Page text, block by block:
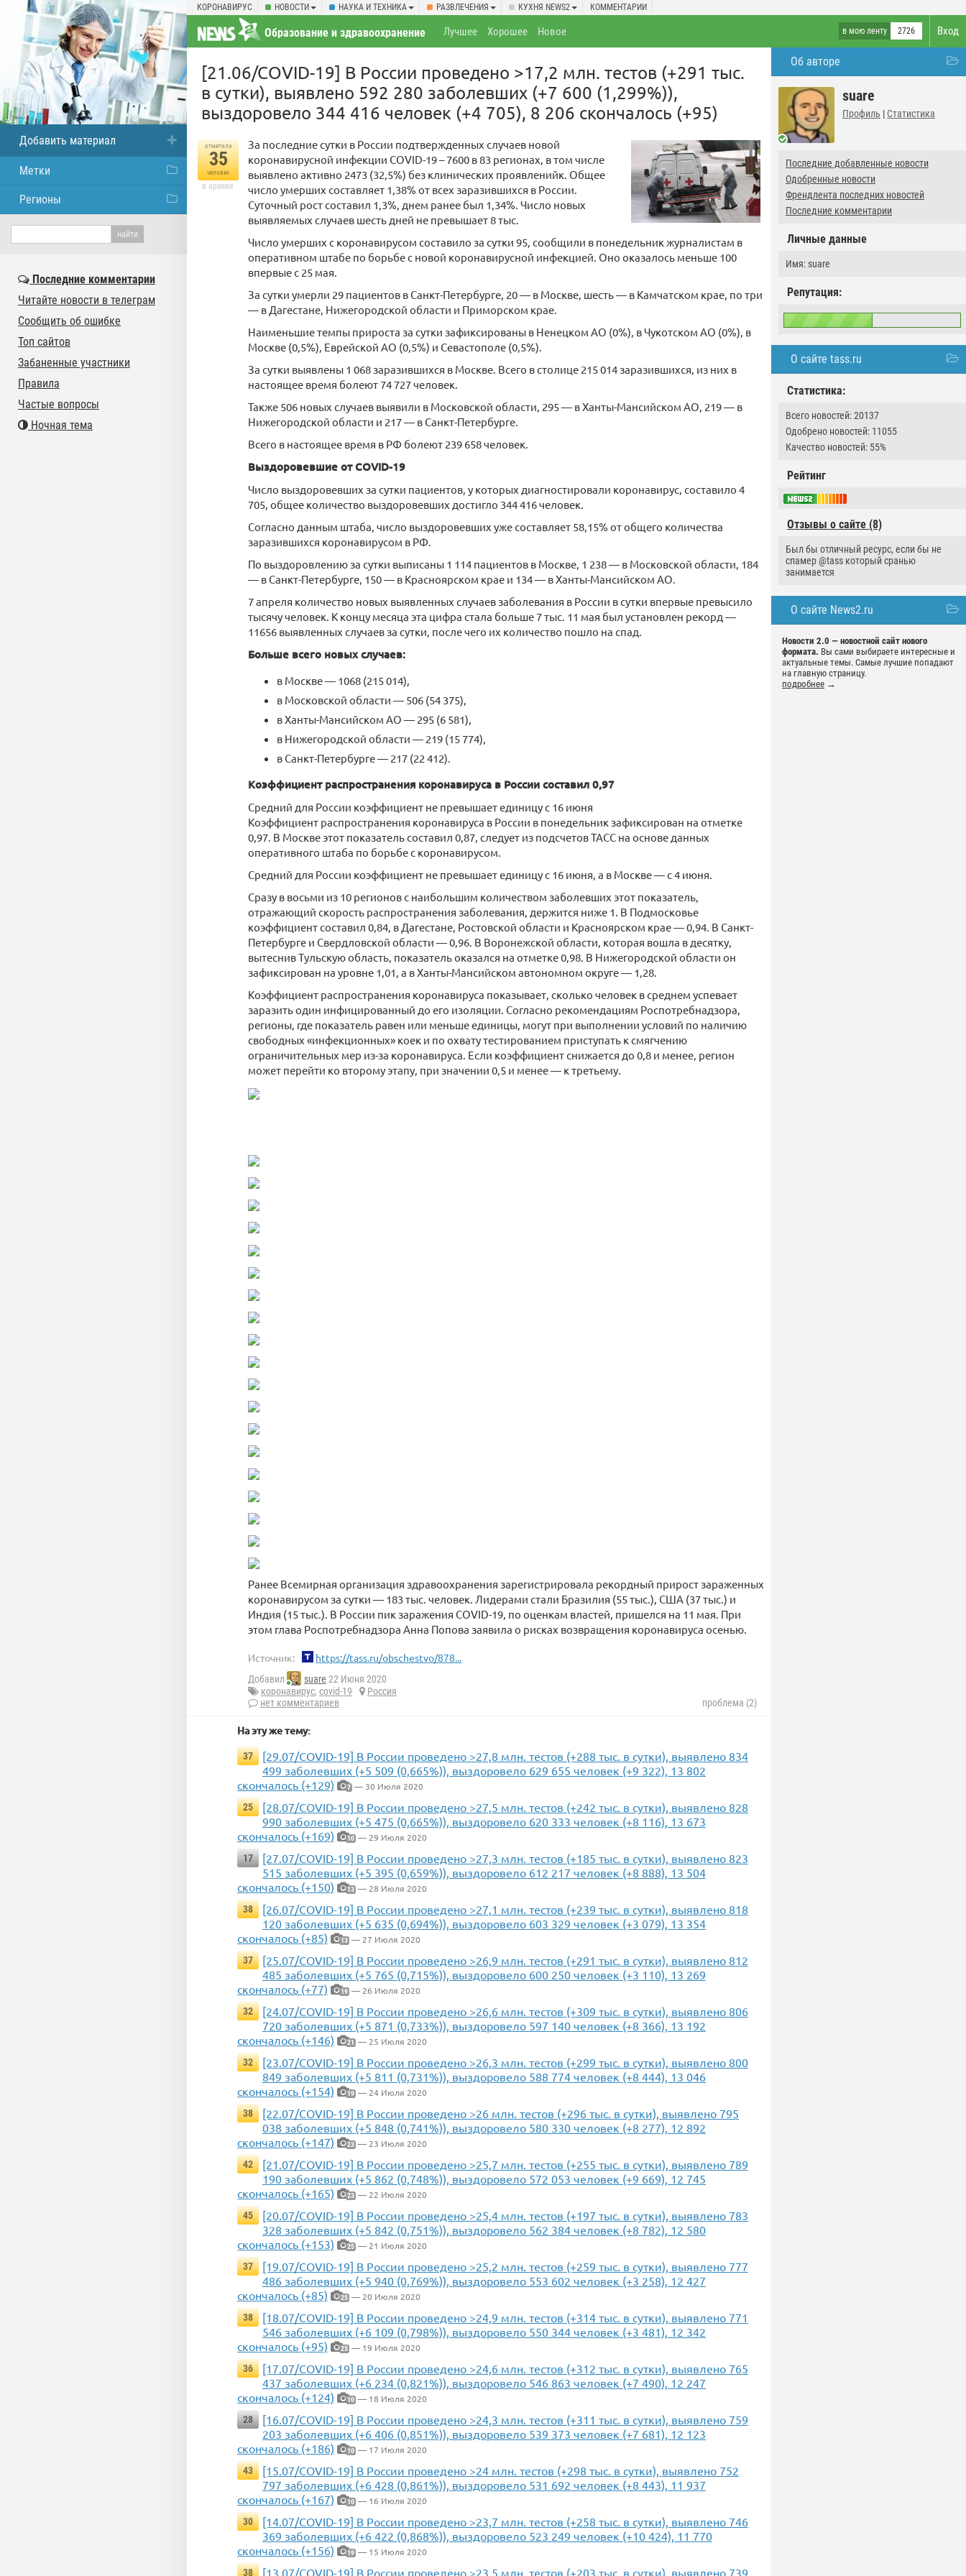
КОРОНАВИРУС НОВОСТИ НАУКА И ТЕХНИКА РАЗВЛЕЧЕНИЯ КУХНЯ NEWS2 КОММЕНТАРИИ
Вход
Образование и здравоохранение в мою ленту 2726
Лучшее Хорошее Новое
Об авторе
suare
Профиль | Статистика
Последние добавленные новости
Одобренные новости
Френдлента последних новостей
Последние комментарии
Личные данные
Имя: suare
Репутация:
О сайте tass.ru
Статистика:
Всего новостей: 20137
Одобрено новостей: 11055
Качество новостей: 55%
Рейтинг
Отзывы о сайте (8)
Был бы отличный ресурс, если бы не
спамер @tass который сранью
занимается
О сайте News2.ru
Новости 2.0 — новостной сайт нового
формата. Вы сами выбираете интересные и
актуальные темы. Самые лучшие попадают
на главную страницу.
подробнее →
[21.06/COVID-19] В России проведено >17,2 млн. тестов (+291 тыс.
в сутки), выявлено 592 280 заболевших (+7 600 (1,299%)),
выздоровело 344 416 человек (+4 705), 8 206 скончалось (+95)
отметили
35
человек
в архиве
За последние сутки в России подтвержденных случаев новой
коронавирусной инфекции COVID-19 – 7600 в 83 регионах, в том числе
выявлено активно 2473 (32,5%) без клинических проявленийк. Общее
число умерших составляет 1,38% от всех заразившихся в России.
Суточный рост составил 1,3%, днем ранее был 1,34%. Число новых
выявляемых случаев шесть дней не превышает 8 тыс.
Число умерших с коронавирусом составило за сутки 95, сообщили в понедельник журналистам в
оперативном штабе по борьбе с новой коронавирусной инфекцией. Оно оказалось меньше 100
впервые с 25 мая.
За сутки умерли 29 пациентов в Санкт-Петербурге, 20 — в Москве, шесть — в Камчатском крае, по три
— в Дагестане, Нижегородской области и Приморском крае.
Наименьшие темпы прироста за сутки зафиксированы в Ненецком АО (0%), в Чукотском АО (0%), в
Москве (0,5%), Еврейской АО (0,5%) и Севастополе (0,5%).
За сутки выявлены 1 068 заразившихся в Москве. Всего в столице 215 014 заразившихся, из них в
настоящее время болеют 74 727 человек.
Также 506 новых случаев выявили в Московской области, 295 — в Ханты-Мансийском АО, 219 — в
Нижегородской области и 217 — в Санкт-Петербурге.
Всего в настоящее время в РФ болеют 239 658 человек.
Выздоровевшие от COVID-19
Число выздоровевших за сутки пациентов, у которых диагностировали коронавирус, составило 4
705, общее количество выздоровевших достигло 344 416 человек.
Согласно данным штаба, число выздоровевших уже составляет 58,15% от общего количества
заразившихся коронавирусом в РФ.
По выздоровлению за сутки выписаны 1 114 пациентов в Москве, 1 238 — в Московской области, 184
— в Санкт-Петербурге, 150 — в Красноярском крае и 134 — в Ханты-Мансийском АО.
7 апреля количество новых выявленных случаев заболевания в России в сутки впервые превысило
тысячу человек. К концу месяца эта цифра стала больше 7 тыс. 11 мая был установлен рекорд —
11656 выявленных случаев за сутки, после чего их количество пошло на спад.
Больше всего новых случаев:
в Москве — 1068 (215 014),
в Московской области — 506 (54 375),
в Ханты-Мансийском АО — 295 (6 581),
в Нижегородской области — 219 (15 774),
в Санкт-Петербурге — 217 (22 412).
Коэффициент распространения коронавируса в России составил 0,97
Средний для России коэффициент не превышает единицу с 16 июня
Коэффициент распространения коронавируса в России в понедельник зафиксирован на отметке
0,97. В Москве этот показатель составил 0,87, следует из подсчетов ТАСС на основе данных
оперативного штаба по борьбе с коронавирусом.
Средний для России коэффициент не превышает единицу с 16 июня, а в Москве — с 4 июня.
Сразу в восьми из 10 регионов с наибольшим количеством заболевших этот показатель,
отражающий скорость распространения заболевания, держится ниже 1. В Подмосковье
коэффициент составил 0,84, в Дагестане, Ростовской области и Красноярском крае — 0,94. В Санкт-
Петербурге и Свердловской области — 0,96. В Воронежской области, которая вошла в десятку,
вытеснив Тульскую область, показатель оказался на отметке 0,98. В Нижегородской области он
зафиксирован на уровне 1,01, а в Ханты-Мансийском автономном округе — 1,28.
Коэффициент распространения коронавируса показывает, сколько человек в среднем успевает
заразить один инфицированный до его изоляции. Согласно рекомендациям Роспотребнадзора,
регионы, где показатель равен или меньше единицы, могут при выполнении условий по наличию
свободных «инфекционных» коек и по охвату тестированием приступать к смягчению
ограничительных мер из-за коронавируса. Если коэффициент снижается до 0,8 и менее, регион
может перейти ко второму этапу, при значении 0,5 и менее — к третьему.
Ранее Всемирная организация здравоохранения зарегистрировала рекордный прирост зараженных
коронавирусом за сутки — 183 тыс. человек. Лидерами стали Бразилия (55 тыс.), США (37 тыс.) и
Индия (15 тыс.). В России пик заражения COVID-19, по оценкам властей, пришелся на 11 мая. При
этом глава Роспотребнадзора Анна Попова заявила о рисках возвращения коронавируса осенью.
Источник: https://tass.ru/obschestvo/878...
Добавил suare 22 Июня 2020
коронавирус, covid-19
Россия
нет комментариев
проблема (2)
На эту же тему:
37
[29.07/COVID-19] В России проведено >27,8 млн. тестов (+288 тыс. в сутки), выявлено 834
499 заболевших (+5 509 (0,665%)), выздоровело 629 655 человек (+9 322), 13 802
скончалось (+129)
7 — 30 Июля 2020
25
[28.07/COVID-19] В России проведено >27,5 млн. тестов (+242 тыс. в сутки), выявлено 828
990 заболевших (+5 475 (0,665%)), выздоровело 620 333 человек (+8 116), 13 673
скончалось (+169)
10 — 29 Июля 2020
17
[27.07/COVID-19] В России проведено >27,3 млн. тестов (+185 тыс. в сутки), выявлено 823
515 заболевших (+5 395 (0,659%)), выздоровело 612 217 человек (+8 888), 13 504
скончалось (+150)
13 — 28 Июля 2020
38
[26.07/COVID-19] В России проведено >27,1 млн. тестов (+239 тыс. в сутки), выявлено 818
120 заболевших (+5 635 (0,694%)), выздоровело 603 329 человек (+3 079), 13 354
скончалось (+85)
13 — 27 Июля 2020
37
[25.07/COVID-19] В России проведено >26,9 млн. тестов (+291 тыс. в сутки), выявлено 812
485 заболевших (+5 765 (0,715%)), выздоровело 600 250 человек (+3 110), 13 269
скончалось (+77)
19 — 26 Июля 2020
32
[24.07/COVID-19] В России проведено >26,6 млн. тестов (+309 тыс. в сутки), выявлено 806
720 заболевших (+5 871 (0,733%)), выздоровело 597 140 человек (+8 366), 13 192
скончалось (+146)
21 — 25 Июля 2020
32
[23.07/COVID-19] В России проведено >26,3 млн. тестов (+299 тыс. в сутки), выявлено 800
849 заболевших (+5 811 (0,731%)), выздоровело 588 774 человек (+8 444), 13 046
скончалось (+154)
19 — 24 Июля 2020
38
[22.07/COVID-19] В России проведено >26 млн. тестов (+296 тыс. в сутки), выявлено 795
038 заболевших (+5 848 (0,741%)), выздоровело 580 330 человек (+8 277), 12 892
скончалось (+147)
23 — 23 Июля 2020
42
[21.07/COVID-19] В России проведено >25,7 млн. тестов (+255 тыс. в сутки), выявлено 789
190 заболевших (+5 862 (0,748%)), выздоровело 572 053 человек (+9 669), 12 745
скончалось (+165)
23 — 22 Июля 2020
45
[20.07/COVID-19] В России проведено >25,4 млн. тестов (+197 тыс. в сутки), выявлено 783
328 заболевших (+5 842 (0,751%)), выздоровело 562 384 человек (+8 782), 12 580
скончалось (+153)
25 — 21 Июля 2020
37
[19.07/COVID-19] В России проведено >25,2 млн. тестов (+259 тыс. в сутки), выявлено 777
486 заболевших (+5 940 (0,769%)), выздоровело 553 602 человек (+3 258), 12 427
скончалось (+85)
25 — 20 Июля 2020
38
[18.07/COVID-19] В России проведено >24,9 млн. тестов (+314 тыс. в сутки), выявлено 771
546 заболевших (+6 109 (0,798%)), выздоровело 550 344 человек (+3 481), 12 342
скончалось (+95)
25 — 19 Июля 2020
36
[17.07/COVID-19] В России проведено >24,6 млн. тестов (+312 тыс. в сутки), выявлено 765
437 заболевших (+6 234 (0,821%)), выздоровело 546 863 человек (+7 490), 12 247
скончалось (+124)
10 — 18 Июля 2020
28
[16.07/COVID-19] В России проведено >24,3 млн. тестов (+311 тыс. в сутки), выявлено 759
203 заболевших (+6 406 (0,851%)), выздоровело 539 373 человек (+7 681), 12 123
скончалось (+186)
10 — 17 Июля 2020
43
[15.07/COVID-19] В России проведено >24 млн. тестов (+298 тыс. в сутки), выявлено 752
797 заболевших (+6 428 (0,861%)), выздоровело 531 692 человек (+8 443), 11 937
скончалось (+167)
10 — 16 Июля 2020
30
[14.07/COVID-19] В России проведено >23,7 млн. тестов (+258 тыс. в сутки), выявлено 746
369 заболевших (+6 422 (0,868%)), выздоровело 523 249 человек (+10 424), 11 770
скончалось (+156)
19 — 15 Июля 2020
38
[13.07/COVID-19] В России проведено >23,5 млн. тестов (+203 тыс. в сутки), выявлено 739
Добавить материал
Метки
Регионы
Последние комментарии
Читайте новости в телеграм
Сообщить об ошибке
Топ сайтов
Забаненные участники
Правила
Частые вопросы
Ночная тема